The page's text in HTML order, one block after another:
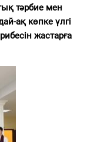
тәрбие мен
ақ көпке үлгі
жастарға